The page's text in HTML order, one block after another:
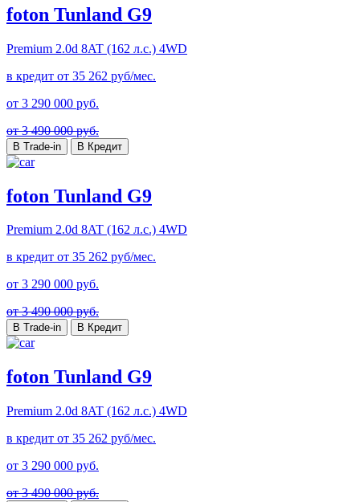
foton Tunland G9
Premium 2.0d 8AT (162 л.с.) 4WD
в кредит от 35 262 руб/мес.
от 3 290 000 руб.
от 3 490 000 руб.
В Trade-in В Кредит
foton Tunland G9
Premium 2.0d 8AT (162 л.с.) 4WD
в кредит от 35 262 руб/мес.
от 3 290 000 руб.
от 3 490 000 руб.
В Trade-in В Кредит
foton Tunland G9
Premium 2.0d 8AT (162 л.с.) 4WD
в кредит от 35 262 руб/мес.
от 3 290 000 руб.
от 3 490 000 руб.